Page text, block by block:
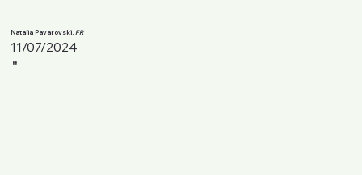
Natalia Pavarovski,FR
11/07/2024
"